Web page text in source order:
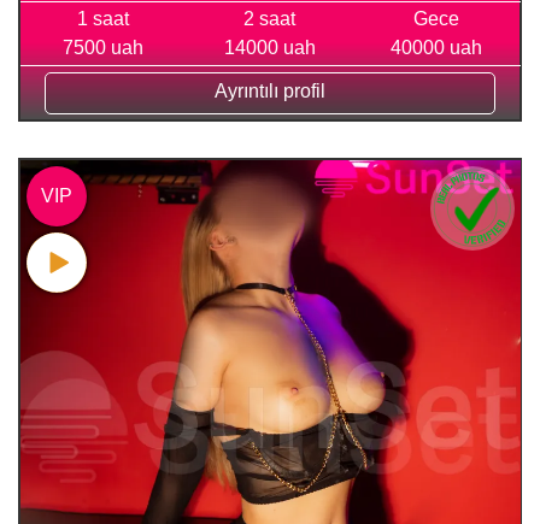
1 saat
7500 uah
2 saat
14000 uah
Gece
40000 uah
Ayrıntılı profil
VIP